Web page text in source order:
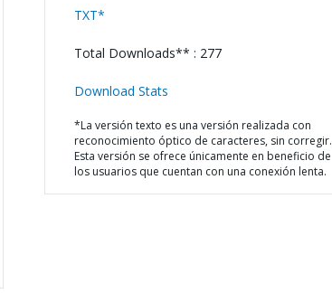
TXT*
Total Downloads** : 277
Download Stats
*La versión texto es una versión realizada con
reconocimiento óptico de caracteres, sin corregir.
Esta versión se ofrece únicamente en beneficio de
los usuarios que cuentan con una conexión lenta.